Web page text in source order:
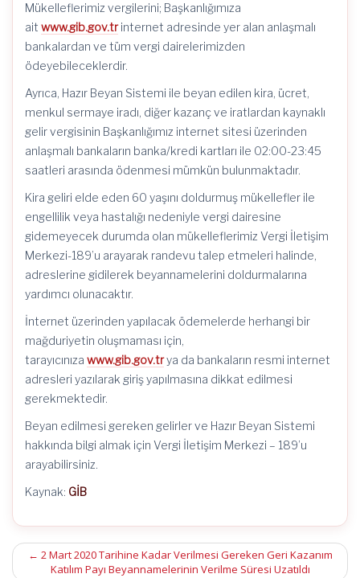
Mükelleflerimiz vergilerini; Başkanlığımıza
ait www.gib.gov.trinternet adresinde yer alan anlaşmalı
bankalardan ve tüm vergi dairelerimizden
ödeyebileceklerdir.
Ayrıca, Hazır Beyan Sistemi ile beyan edilen kira, ücret,
menkul sermaye iradı, diğer kazanç ve iratlardan kaynaklı
gelir vergisinin Başkanlığımız internet sitesi üzerinden
anlaşmalı bankaların banka/kredi kartları ile 02:00-23:45
saatleri arasında ödenmesi mümkün bulunmaktadır.
Kira geliri elde eden 60 yaşını doldurmuş mükellefler ile
engellilik veya hastalığı nedeniyle vergi dairesine
gidemeyecek durumda olan mükelleflerimiz Vergi İletişim
Merkezi-189’u arayarak randevu talep etmeleri halinde,
adreslerine gidilerek beyannamelerini doldurmalarına
yardımcı olunacaktır.
İnternet üzerinden yapılacak ödemelerde herhangi bir
mağduriyetin oluşmaması için,
tarayıcınıza www.gib.gov.trya da bankaların resmi internet
adresleri yazılarak giriş yapılmasına dikkat edilmesi
gerekmektedir.
Beyan edilmesi gereken gelirler ve Hazır Beyan Sistemi
hakkında bilgi almak için Vergi İletişim Merkezi – 189’u
arayabilirsiniz.
Kaynak: GİB
Post
← 2 Mart 2020 Tarihine Kadar Verilmesi Gereken Geri Kazanım
Katılım Payı Beyannamelerinin Verilme Süresi Uzatıldı